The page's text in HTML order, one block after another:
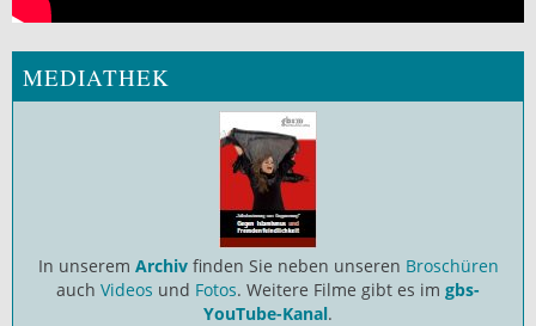
MEDIATHEK
In unserem Archiv finden Sie neben unseren Broschüren
auch Videos und Fotos. Weitere Filme gibt es im gbs-
YouTube-Kanal.